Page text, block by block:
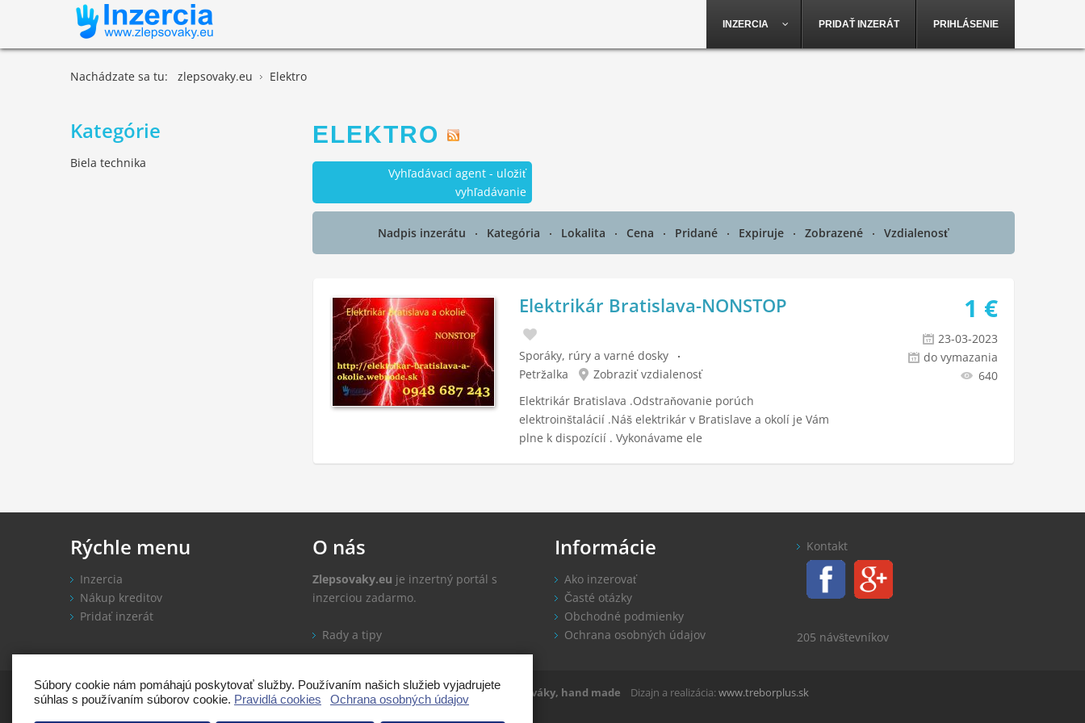
Súbory cookie nám pomáhajú poskytovať služby. Používaním našich služieb vyjadrujete
súhlas s používaním súborov cookie. Pravidlá cookies Ochrana osobných údajov
INZERCIA PRIDAŤ INZERÁT PRIHLÁSENIE
Nachádzate sa tu: zlepsovaky.eu Elektro
ELEKTRO
Vyhľadávací agent - uložiť
vyhľadávanie
Nadpis inzerátu Kategória Lokalita Cena Pridané Expiruje Zobrazené Vzdialenosť
Elektrikár Bratislava-NONSTOP
Sporáky, rúry a varné dosky
Petržalka
Zobraziť vzdialenosť
Elektrikár Bratislava .Odstraňovanie porúch
elektroinštalácií .Náš elektrikár v Bratislave a okolí je Vám
plne k dispozícií . Vykonávame ele
1 €
23-03-2023
do vymazania
640
Kategórie
Biela technika
Rýchle menu
Inzercia
Nákup kreditov
Pridať inzerát
O nás
Zlepsovaky.eu je inzertný portál s
inzerciou zadarmo.
Rady a tipy
Informácie
Ako inzerovať
Časté otázky
Obchodné podmienky
Ochrana osobných údajov
Kontakt
205 návštevníkov
Copyright: Zlepsovaky.eu 2014-2022Inzercia, zlepšováky, hand made Dizajn a realizácia: www.treborplus.sk